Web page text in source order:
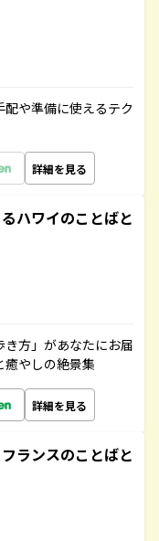
や準備に使えるテク
詳細を見る
ハワイのことばと
方」があなたにお届
癒やしの絶景集
詳細を見る
ランスのことばと